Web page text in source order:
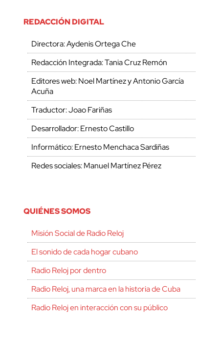
REDACCIÓN DIGITAL
Directora: Aydenis Ortega Che
Redacción Integrada: Tania Cruz Remón
Editores web: Noel Martínez y Antonio García
Acuña
Traductor: Joao Fariñas
Desarrollador: Ernesto Castillo
Informático: Ernesto Menchaca Sardiñas
Redes sociales: Manuel Martínez Pérez
QUIÉNES SOMOS
Misión Social de Radio Reloj
El sonido de cada hogar cubano
Radio Reloj por dentro
Radio Reloj, una marca en la historia de Cuba
Radio Reloj en interacción con su público